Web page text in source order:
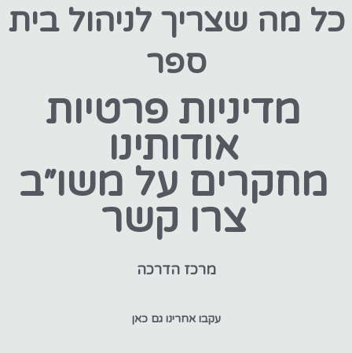
כל מה שצריך לניהול בית
ספר
מדיניות פרטיות
אודותינו
מחקרים על משו״ב
צרו קשר
מרכז הדרכה
עקבו אחרינו גם כאן